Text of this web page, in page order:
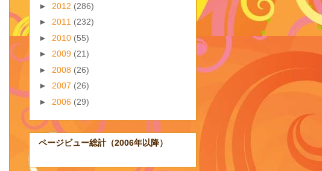
► 2012 (286)
► 2011 (232)
► 2010 (55)
► 2009 (21)
► 2008 (26)
► 2007 (26)
► 2006 (29)
ページビュー総計（2006年以降）